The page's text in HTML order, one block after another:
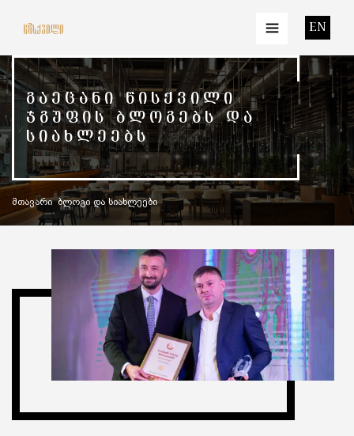
EN
ᲒᲐᲔᲪᲐᲜᲘ ᲬᲘᲡᲥᲕᲘᲚᲘ
ᲯᲒᲣᲤᲘᲡ ᲑᲚᲝᲒᲔᲑᲡ ᲓᲐ
ᲡᲘᲐᲮᲚᲔᲔᲑᲡ
მთავარი ბლოგი და სიახლეები